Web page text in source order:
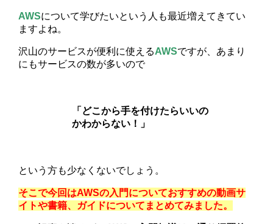
AWSについて学びたいという人も最近増えてきてい
ますよね。
沢山のサービスが便利に使えるAWSですが、あまり
にもサービスの数が多いので
「どこから手を付けたらいいの
かわからない！」
という方も少なくないでしょう。
そこで今回はAWSの入門についておすすめの動画サ
イトや書籍、ガイドについてまとめてみました。